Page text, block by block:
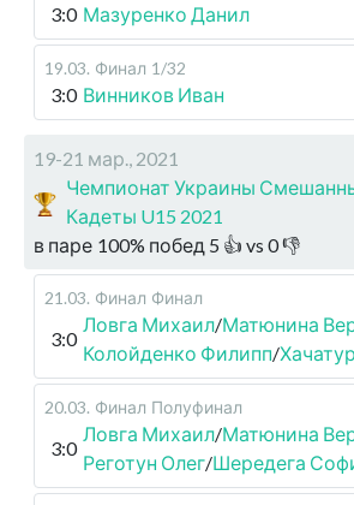
3:0 Мазуренко Данил
19.03. Финал 1/32
3:0 Винников Иван
19-21 мар., 2021
Чемпионат Украины
Кадеты U15 2021
в паре 100% побед 5 👍 vs 0👎
21.03. Финал Финал
3:0
Ловга Михаил/Матюнина
Колойденко Филипп/
20.03. Финал Полуфинал
3:0
Ловга Михаил/Матюнина
Реготун Олег/Шередега